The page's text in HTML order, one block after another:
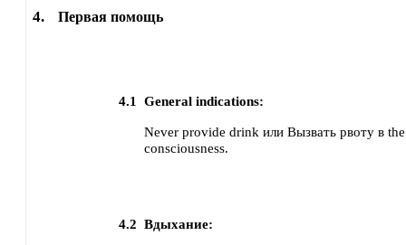
4. Первая помощь
4.1 General indications:
Never provide drink или Вызвать рвоту в
consciousness.
4.2 Вдыхание: